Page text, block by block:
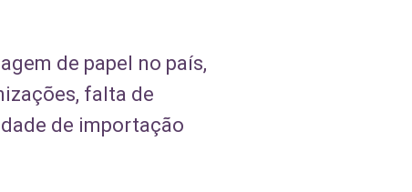
de papel no país,
falta de
de importação